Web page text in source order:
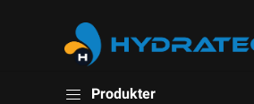
Produkter